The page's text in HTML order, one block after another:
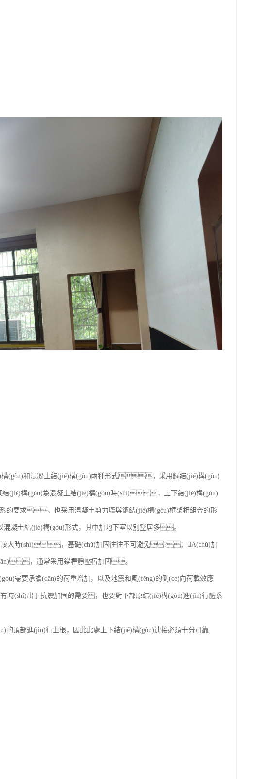
(gòu)和混凝土結(jié)構(gòu)兩種形式。采用鋼結(jié)構(gòu)
結(jié)構(gòu)為混凝土結(jié)構(gòu)時(shí)，上下結(jié)構(gòu)
的要求，也采用混凝土剪力墻與鋼結(jié)構(gòu)框架相組合的形
凝土結(jié)構(gòu)形式，其中加地下室以別墅居多。
較大時(shí)，基礎(chǔ)加固往往不可避免?；A(chǔ)加
，通常采用錨桿靜壓樁加固。
需要承擔(dān)的荷重增加，以及地震和風(fēng)的側(cè)向荷載效應
出于抗震加固的需要，也要對下部原結(jié)構(gòu)進(jìn)行體系
頂部進(jìn)行生根，因此此處上下結(jié)構(gòu)連接必須十分可靠